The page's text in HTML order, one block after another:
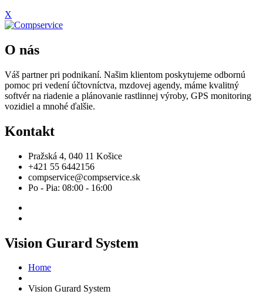
X
O nás
Váš partner pri podnikaní. Našim klientom poskytujeme odbornú
pomoc pri vedení účtovníctva, mzdovej agendy, máme kvalitný
softvér na riadenie a plánovanie rastlinnej výroby, GPS monitoring
vozidiel a mnohé ďalšie.
Kontakt
Pražská 4, 040 11 Košice
+421 55 6442156
compservice@compservice.sk
Po - Pia: 08:00 - 16:00
Vision Gurard System
Home
Vision Gurard System